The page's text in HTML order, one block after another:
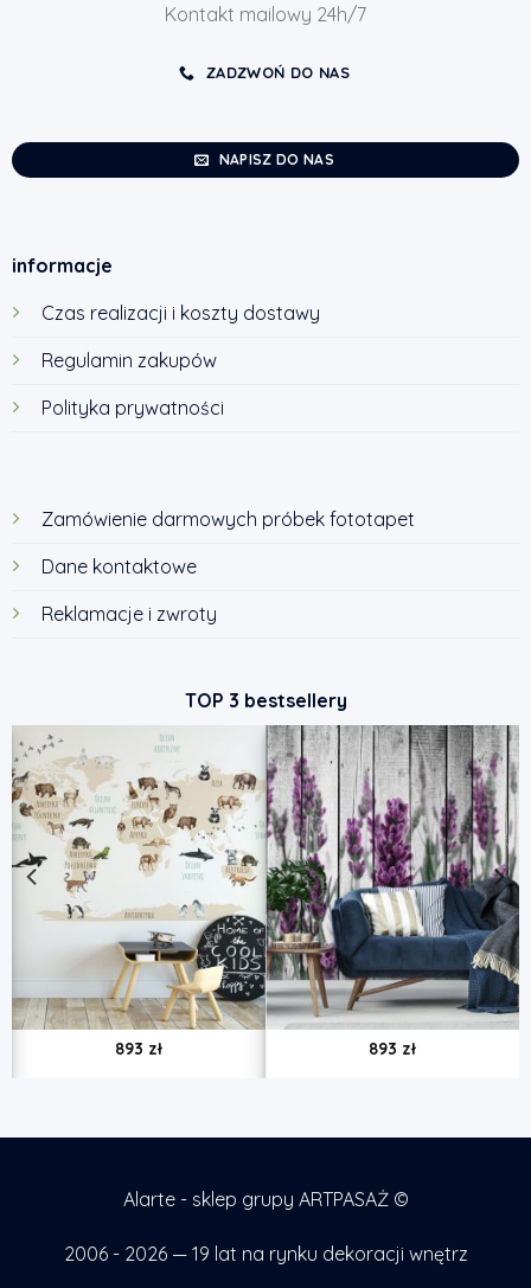
Kontakt mailowy 24h/7
ZADZWOŃ DO NAS
NAPISZ DO NAS
informacje
Czas realizacji i koszty dostawy
Regulamin zakupów
Polityka prywatności
Zamówienie darmowych próbek fototapet
Dane kontaktowe
Reklamacje i zwroty
TOP 3 bestsellery
893 zł 893 zł
Alarte - sklep grupy ARTPASAŻ ©
2006 - 2026 — 19 lat na rynku dekoracji wnętrz